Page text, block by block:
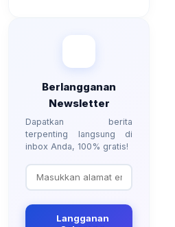
Berlangganan
Newsletter
Dapatkan berita
terpenting langsung di
inbox Anda, 100% gratis!
Langganan